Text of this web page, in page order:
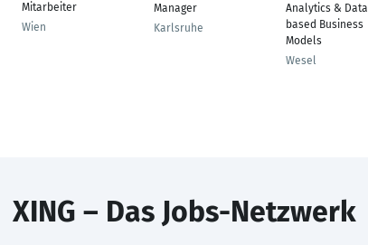
Mitarbeiter
Wien
Manager
Karlsruhe
Analytics & Data
based Business
Models
Wesel
XING – Das Jobs-Netzwerk